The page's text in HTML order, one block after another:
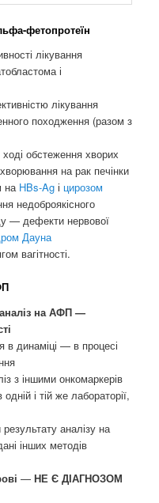
фетопротеїн
лікування
і
лікування
походження (разом з
обстеження хворих
на рак печінки
на HBs-Ag і цирозом
недоброякісного
— дефекти нервової
Дауна
вагітності.
аналіз на АФП —
в динаміці — в процесі
з іншими онкомаркерів
і тій же лабораторії,
аналізу на
інших методів
— НЕ Є ДІАГНОЗОМ